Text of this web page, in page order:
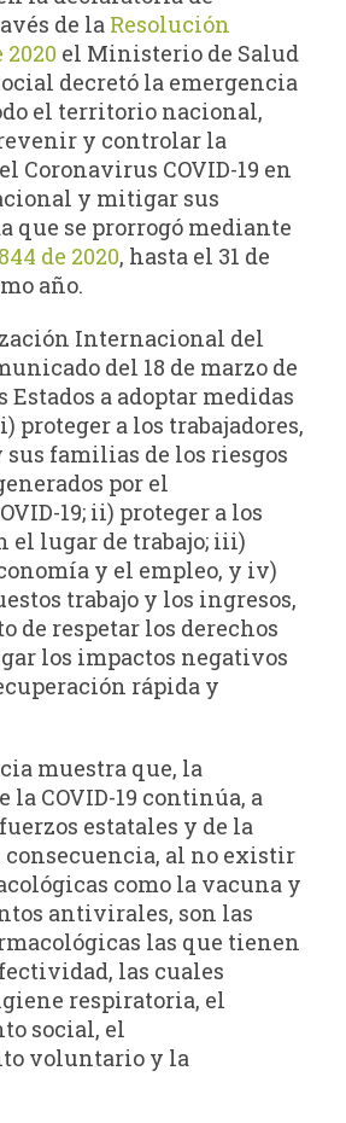
de la Resolución
el Ministerio de Salud
decretó la emergencia
el territorio nacional,
y controlar la
Coronavirus COVID-19 en
y mitigar sus
que se prorrogó mediante
de 2020, hasta el 31 de
año.
Internacional del
del 18 de marzo de
Estados a adoptar medidas
proteger a los trabajadores,
sus familias de los riesgos
por el
19; ii) proteger a los
el lugar de trabajo; iii)
y el empleo, y iv)
trabajo y los ingresos,
de respetar los derechos
los impactos negativos
rápida y
muestra que, la
la COVID-19 continúa, a
estatales y de la
consecuencia, al no existir
como la vacuna y
antivirales, son las
las que tienen
las cuales
respiratoria, el
social, el
voluntario y la